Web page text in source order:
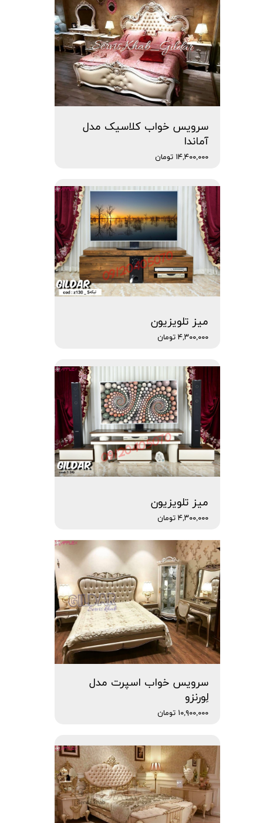
سرویس خواب کلاسیک مدل
آماندا
۱۴,۴۰۰,۰۰۰ تومان
میز تلویزیون
۴,۳۰۰,۰۰۰ تومان
میز تلویزیون
۴,۳۰۰,۰۰۰ تومان
سرویس خواب اسپرت مدل
لِورنزو
۱۰,۹۰۰,۰۰۰ تومان